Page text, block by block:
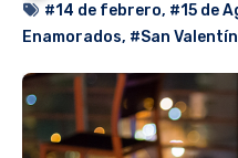
#14 de febrero, #15 de
Enamorados, #San Valentín